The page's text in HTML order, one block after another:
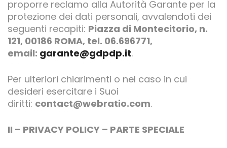
proporre reclamo alla Autorità Garante per la
protezione dei dati personali, avvalendoti dei
seguenti recapiti: Piazza di Montecitorio, n.
121, 00186 ROMA, tel. 06.696771,
email: garante@gdpdp.it.
Per ulteriori chiarimenti o nel caso in cui
desideri esercitare i Suoi
diritti: contact@webratio.com.
II – PRIVACY POLICY – PARTE SPECIALE